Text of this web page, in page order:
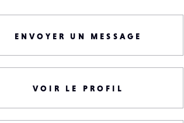
ENVOYER UN MESSAGE
VOIR LE PROFIL